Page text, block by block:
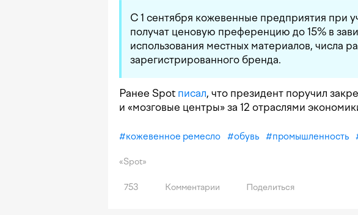
С 1 сентября кожевенные предприятия при
получат ценовую преференцию до 15% в
использования местных материалов, числа
зарегистрированного бренда.
Ранее Spot писал, что президент поручил
и «мозговые центры» за 12 отраслями
#кожевенное ремесло #обувь #промышленность
«Spot»
753 Комментарии Поделиться